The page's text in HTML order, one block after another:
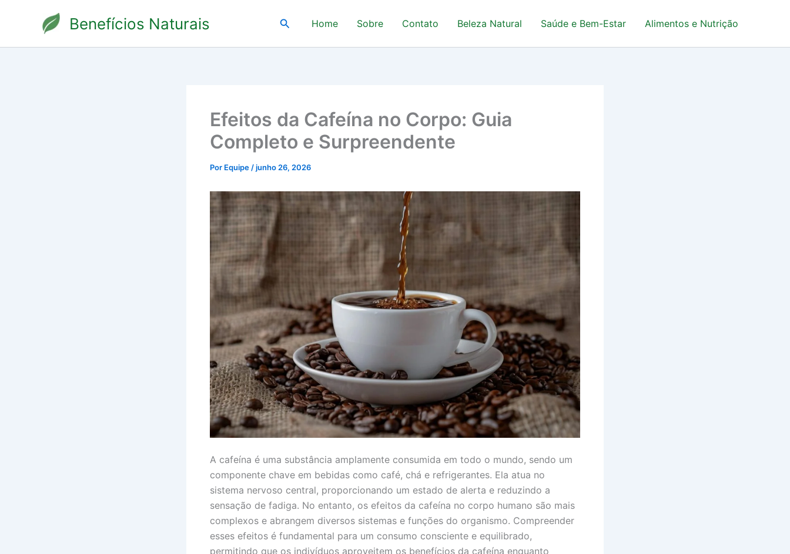
Benefícios Naturais Pesquisar
Home Sobre Contato Beleza Natural Saúde e Bem-Estar Alimentos e Nutrição
Efeitos da Cafeína no Corpo: Guia
Completo e Surpreendente
Por Equipe /junho 26, 2026
A cafeína é uma substância amplamente consumida em todo o mundo, sendo um
componente chave em bebidas como café, chá e refrigerantes. Ela atua no
sistema nervoso central, proporcionando um estado de alerta e reduzindo a
sensação de fadiga. No entanto, os efeitos da cafeína no corpo humano são mais
complexos e abrangem diversos sistemas e funções do organismo. Compreender
esses efeitos é fundamental para um consumo consciente e equilibrado,
permitindo que os indivíduos aproveitem os benefícios da cafeína enquanto